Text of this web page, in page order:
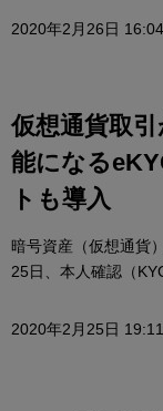
2020年2月26日 16:04
仮想通貨取
能になる
トも導入
暗号資産（仮想通貨
25日、本人確認（
2020年2月25日 19:11